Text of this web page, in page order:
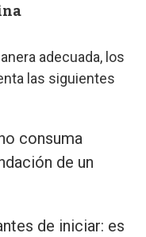
adecuada, los
las siguientes
consuma
de un
de iniciar: es